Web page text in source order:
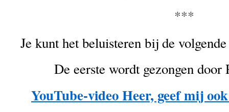
***
Je kunt het beluisteren bij de
De eerste wordt gezongen
YouTube-video Heer, geef mij